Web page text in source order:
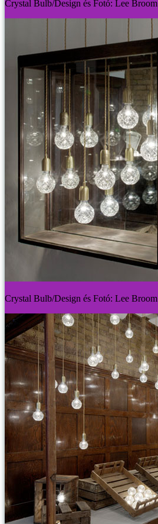
Crystal Bulb/Design és Fotó: Lee Broom
Crystal Bulb/Design és Fotó: Lee Broom